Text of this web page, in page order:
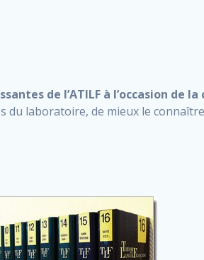
de l’ATILF à l’occasion de
laboratoire, de mieux le